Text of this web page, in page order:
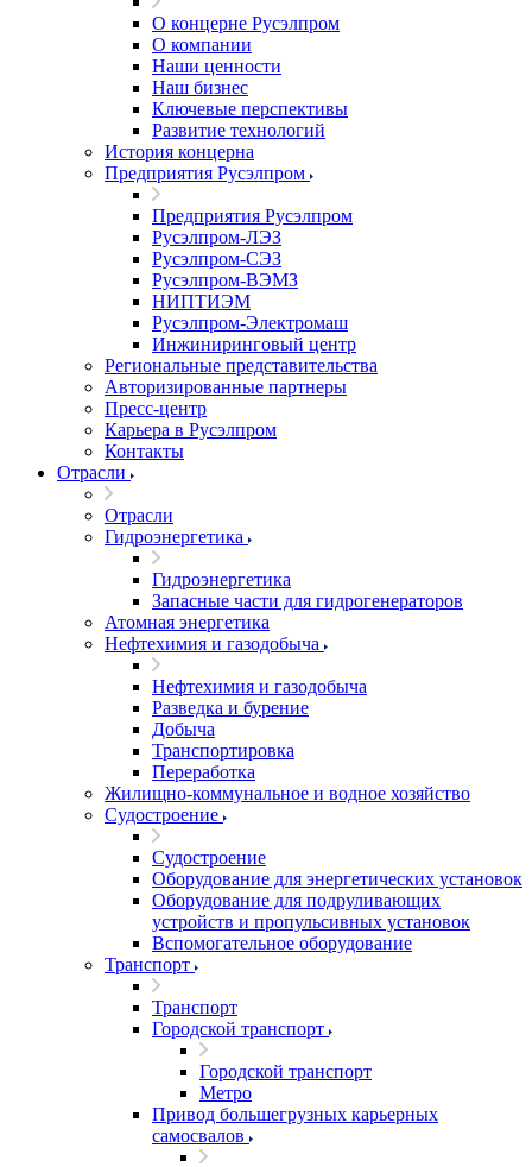
О концерне Русэлпром
О компании
Наши ценности
Наш бизнес
Ключевые перспективы
Развитие технологий
История концерна
Предприятия Русэлпром
Предприятия Русэлпром
Русэлпром-ЛЭЗ
Русэлпром-СЭЗ
Русэлпром-ВЭМЗ
НИПТИЭМ
Русэлпром-Электромаш
Инжиниринговый центр
Региональные представительства
Авторизированные партнеры
Пресс-центр
Карьера в Русэлпром
Контакты
Отрасли
Отрасли
Гидроэнергетика
Гидроэнергетика
Запасные части для гидрогенераторов
Атомная энергетика
Нефтехимия и газодобыча
Нефтехимия и газодобыча
Разведка и бурение
Добыча
Транспортировка
Переработка
Жилищно-коммунальное и водное хозяйство
Судостроение
Судостроение
Оборудование для энергетических установок
Оборудование для подруливающих
устройств и пропульсивных установок
Вспомогательное оборудование
Транспорт
Транспорт
Городской транспорт
Городской транспорт
Метро
Привод большегрузных карьерных
самосвалов